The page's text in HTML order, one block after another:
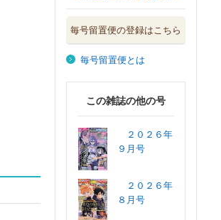
毎号留置便の登録はこちら
毎号留置便とは
この雑誌の他の号
２０２６年
９月号
２０２６年
８月号